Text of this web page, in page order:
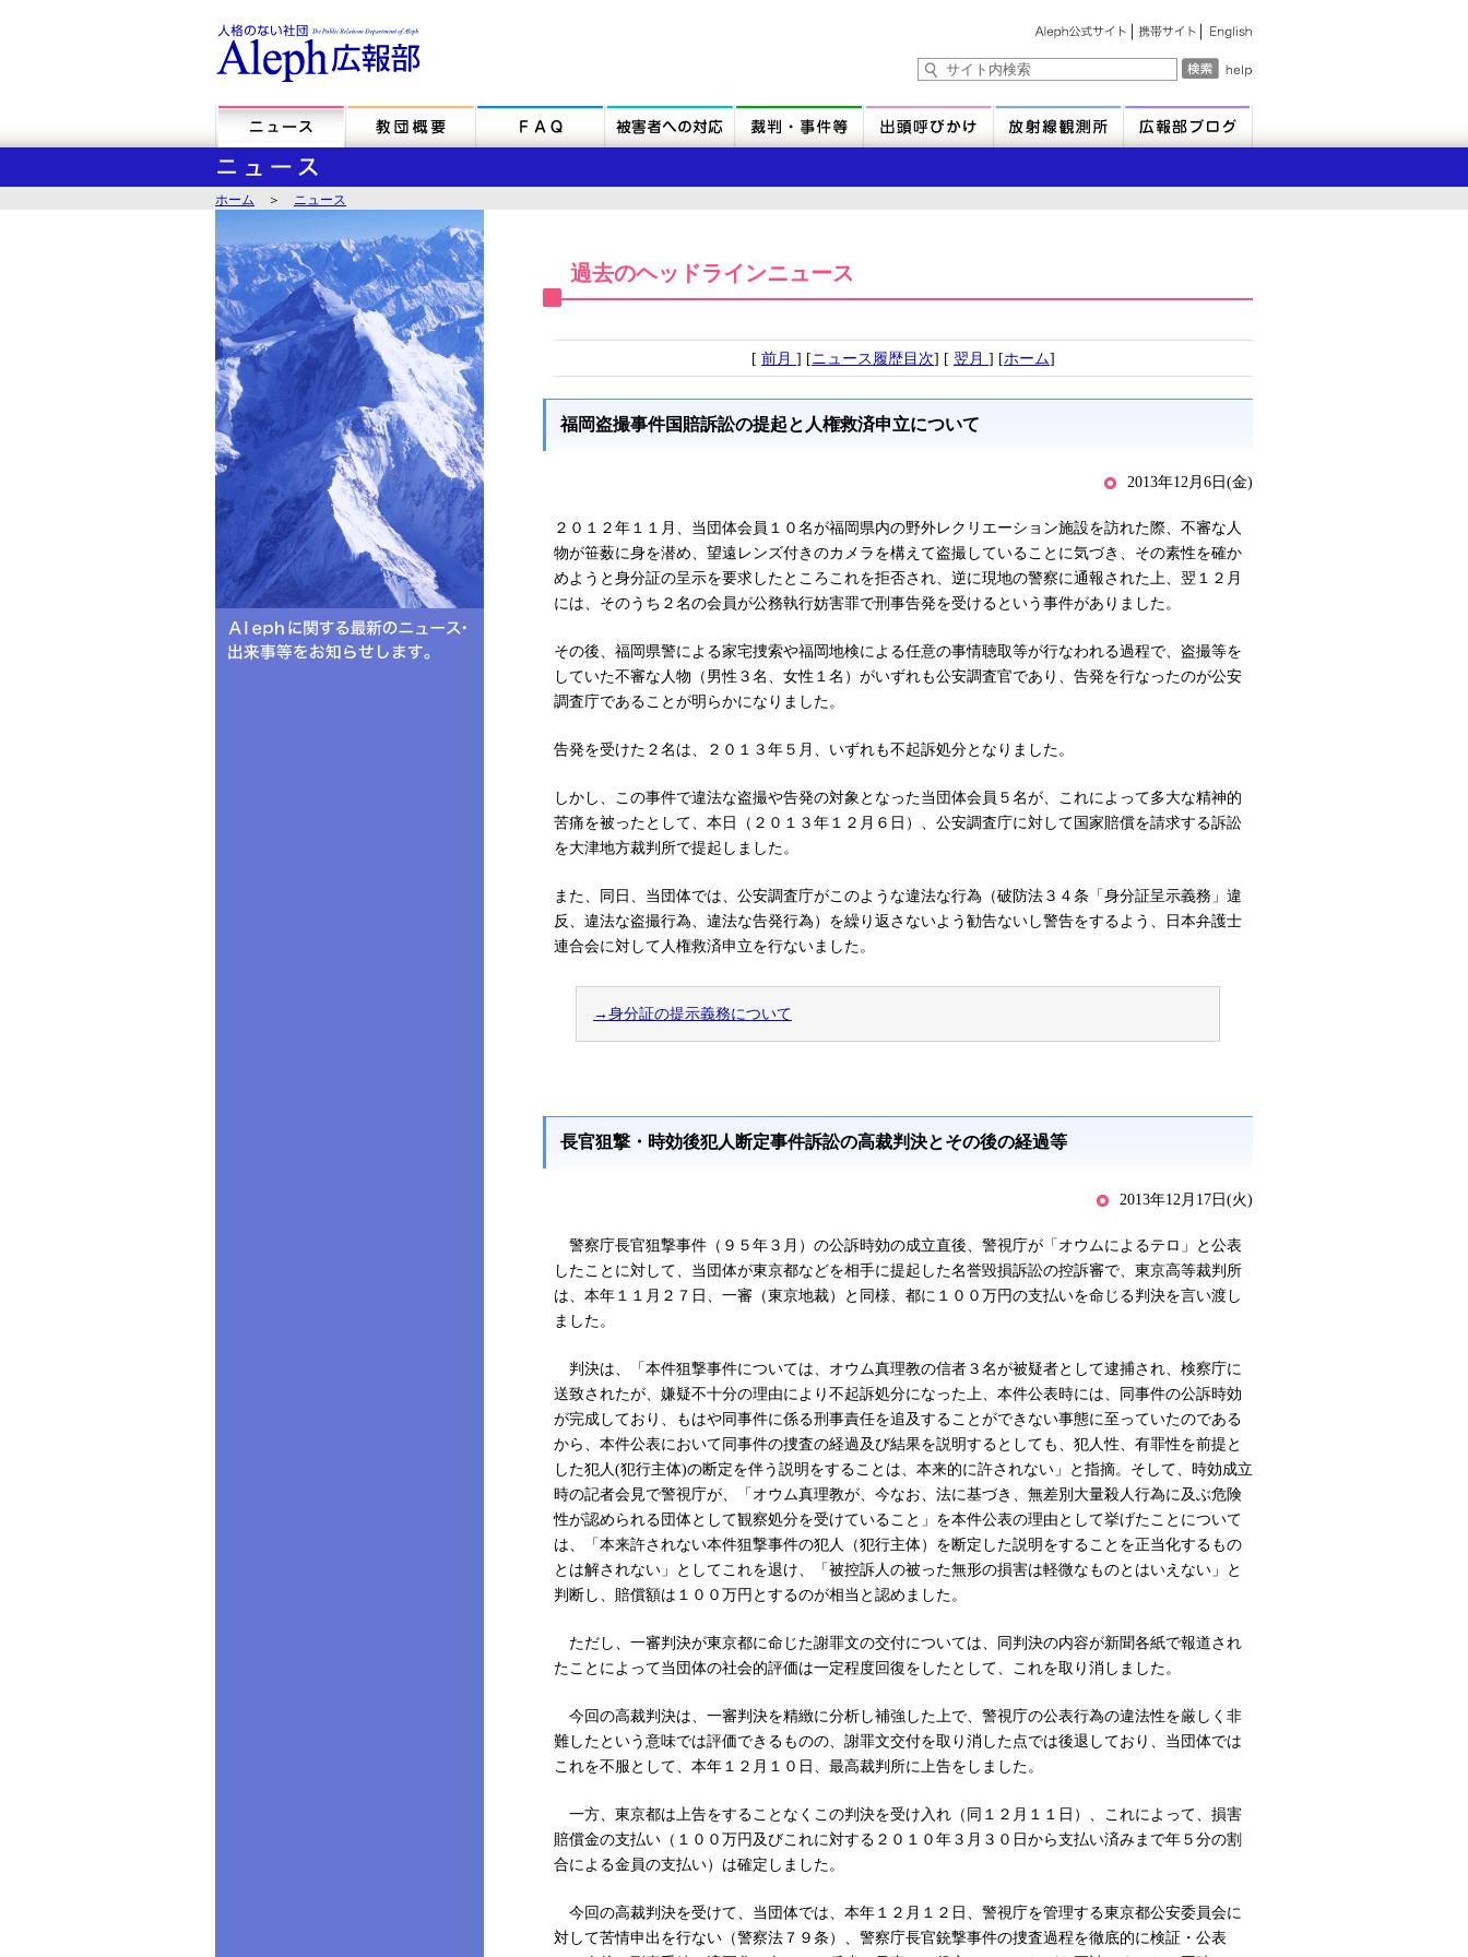
ホーム ＞ ニュース
過去のヘッドラインニュース
[ 前月 ] [ニュース履歴目次] [ 翌月 ] [ホーム]
福岡盗撮事件国賠訴訟の提起と人権救済申立について
2013年12月6日(金)
２０１２年１１月、当団体会員１０名が福岡県内の野外レクリエーション施設を訪れた際、不審な人
物が笹薮に身を潜め、望遠レンズ付きのカメラを構えて盗撮していることに気づき、その素性を確か
めようと身分証の呈示を要求したところこれを拒否され、逆に現地の警察に通報された上、翌１２月
には、そのうち２名の会員が公務執行妨害罪で刑事告発を受けるという事件がありました。
その後、福岡県警による家宅捜索や福岡地検による任意の事情聴取等が行なわれる過程で、盗撮等を
していた不審な人物（男性３名、女性１名）がいずれも公安調査官であり、告発を行なったのが公安
調査庁であることが明らかになりました。
告発を受けた２名は、２０１３年５月、いずれも不起訴処分となりました。
しかし、この事件で違法な盗撮や告発の対象となった当団体会員５名が、これによって多大な精神的
苦痛を被ったとして、本日（２０１３年１２月６日）、公安調査庁に対して国家賠償を請求する訴訟
を大津地方裁判所で提起しました。
また、同日、当団体では、公安調査庁がこのような違法な行為（破防法３４条「身分証呈示義務」違
反、違法な盗撮行為、違法な告発行為）を繰り返さないよう勧告ないし警告をするよう、日本弁護士
連合会に対して人権救済申立を行ないました。
→身分証の提示義務について
長官狙撃・時効後犯人断定事件訴訟の高裁判決とその後の経過等
2013年12月17日(火)
警察庁長官狙撃事件（９５年３月）の公訴時効の成立直後、警視庁が「オウムによるテロ」と公表
したことに対して、当団体が東京都などを相手に提起した名誉毀損訴訟の控訴審で、東京高等裁判所
は、本年１１月２７日、一審（東京地裁）と同様、都に１００万円の支払いを命じる判決を言い渡し
ました。
判決は、「本件狙撃事件については、オウム真理教の信者３名が被疑者として逮捕され、検察庁に
送致されたが、嫌疑不十分の理由により不起訴処分になった上、本件公表時には、同事件の公訴時効
が完成しており、もはや同事件に係る刑事責任を追及することができない事態に至っていたのである
から、本件公表において同事件の捜査の経過及び結果を説明するとしても、犯人性、有罪性を前提と
した犯人(犯行主体)の断定を伴う説明をすることは、本来的に許されない」と指摘。そして、時効成立
時の記者会見で警視庁が、「オウム真理教が、今なお、法に基づき、無差別大量殺人行為に及ぶ危険
性が認められる団体として観察処分を受けていること」を本件公表の理由として挙げたことについて
は、「本来許されない本件狙撃事件の犯人（犯行主体）を断定した説明をすることを正当化するもの
とは解されない」としてこれを退け、「被控訴人の被った無形の損害は軽微なものとはいえない」と
判断し、賠償額は１００万円とするのが相当と認めました。
ただし、一審判決が東京都に命じた謝罪文の交付については、同判決の内容が新聞各紙で報道され
たことによって当団体の社会的評価は一定程度回復をしたとして、これを取り消しました。
今回の高裁判決は、一審判決を精緻に分析し補強した上で、警視庁の公表行為の違法性を厳しく非
難したという意味では評価できるものの、謝罪文交付を取り消した点では後退しており、当団体では
これを不服として、本年１２月１０日、最高裁判所に上告をしました。
一方、東京都は上告をすることなくこの判決を受け入れ（同１２月１１日）、これによって、損害
賠償金の支払い（１００万円及びこれに対する２０１０年３月３０日から支払い済みまで年５分の割
合による金員の支払い）は確定しました。
今回の高裁判決を受けて、当団体では、本年１２月１２日、警視庁を管理する東京都公安委員会に
対して苦情申出を行ない（警察法７９条）、警察庁長官銃撃事件の捜査過程を徹底的に検証・公表